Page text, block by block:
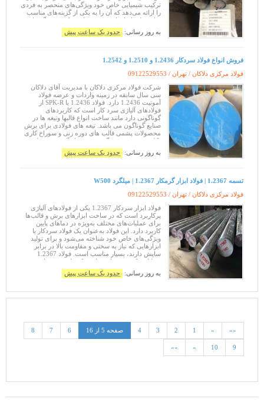
ترکیب شیمیایی خاص خود ویژگی‌های منحصر به فردی
را ارائه می‌دهد که آن را به یکی از گزینه‌های مناسب
برای تولید ابزارهای دقیق تبدیل می‌کند. . ویژگی‌های
به روز رسانی:
حدود یک ساعت پیش
فروش انواع فولاد سردکار 1.2436 و 1.2510 و 1.2542
فولاد مرکزی دلاکان / تهران / 09122529553
شرکت فولاد مرکزی دلاکان با مدیریت آقای دلاکان
سی سال سابقه در زمینه واردات و عرضه فولاد
آموتیت 1.2436 دارد. فولاد 1.2436 یا SPK-R از
فولادهای آلیاژی سرد کار است که کاربردهای
گوناگونی دارد مانند ساخت انواع قالبها وتیغه ها در
صنایع گوناگون می باشد. تیغه های فولادی برای برش
محصولات پشمی قالب های دوره زنی و سوراخ کاری
،کله زنی سرد ،ریختگی تحت فشار آلومنیوم، تولید
لوله ،خان کشی‌گیج ها ابزارهای چوب ب
به روز رسانی: حدود یک ساعت پیش
تسمه 1.2367 | فولاد ابزار گرمکار 1.2367 | میلگرد W500
فولاد مرکزی دلاکان / تهران / 09122529553
فولاد ابزار سردکار 1.2367 یکی از فولادهای آلیاژی
پرکاربرد است که در ساخت ابزارهای برش و قالب‌ها
برای عملیات‌های مختلف به‌ویژه در دماهای پایین
کاربرد دارد. این فولاد به‌عنوان یک فولاد سردکار با
ویژگی‌های خاص خود شناخته می‌شود و برای تولید
ابزارهایی که نیاز به سختی و مقاومت بالا در برابر
سایش دارند، بسیار مناسب است. فولاد 1.2367
به‌دلیل ترکیب شیمیایی خاصی که دارد، در صنایع
مختلفی که به دقت و مقا
به روز رسانی: حدود یک ساعت پیش
««
«
1
2
3
4 صفحه 5 از 16 6
7
8
9
10
»
»»